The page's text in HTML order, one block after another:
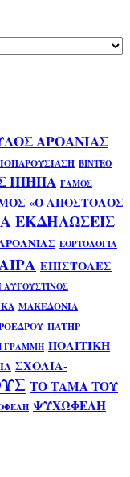
ΑΡΟΑΝΙΑΣ
ΒΙΝΤΕΟ
ΙΠΗΠΑ ΓΑΜΟΣ
«Ο ΑΠΟΣΤΟΛΟΣ
ΕΚΔΗΛΩΣΕΙΣ
ΕΟΡΤΟΛΟΓΙΑ
ΕΠΙΣΤΟΛΕΣ
ΑΥΓΟΥΣΤΙΝΟΣ
ΜΑΚΕΔΟΝΙΑ
ΠΑΤΗΡ
ΓΡΑΜΜΗ ΠΟΛΙΤΙΚΗ
ΣΧΟΛΙΑ-
ΤΟ ΤΑΜΑ ΤΟΥ
ΨΥΧΩΦΕΛΗ